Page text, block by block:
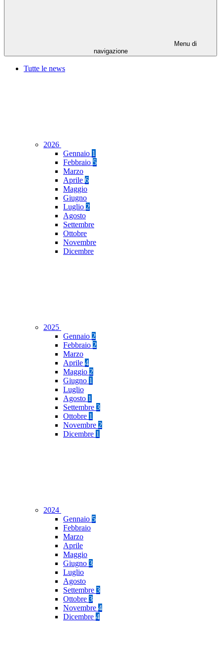
Menu di
navigazione
Tutte le news
2026
Gennaio 1
Febbraio 5
Marzo
Aprile 6
Maggio
Giugno
Luglio 2
Agosto
Settembre
Ottobre
Novembre
Dicembre
2025
Gennaio 2
Febbraio 2
Marzo
Aprile 4
Maggio 2
Giugno 1
Luglio
Agosto 1
Settembre 3
Ottobre 1
Novembre 2
Dicembre 1
2024
Gennaio 5
Febbraio
Marzo
Aprile
Maggio
Giugno 3
Luglio
Agosto
Settembre 3
Ottobre 3
Novembre 4
Dicembre 4